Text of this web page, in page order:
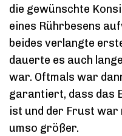
die gewünschte
eines Rührbesens
beides verlangte
dauerte es auch
war. Oftmals war
garantiert, dass das
ist und der Frust
umso größer.